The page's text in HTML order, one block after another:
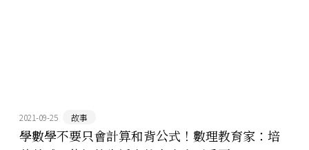
2021-09-25 故事
學數學不要只會計算和背公式！數理教育家：培